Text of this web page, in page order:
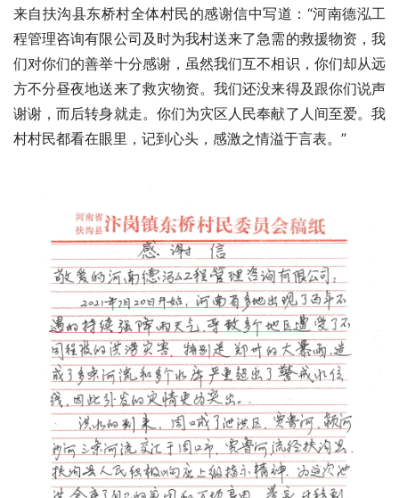
来自扶沟县东桥村全体村民的感谢信中写道：“河南德泓工
程管理咨询有限公司及时为我村送来了急需的救援物资，我
们对你们的善举十分感谢，虽然我们互不相识，你们却从远
方不分昼夜地送来了救灾物资。我们还没来得及跟你们说声
谢谢，而后转身就走。你们为灾区人民奉献了人间至爱。我
村村民都看在眼里，记到心头，感激之情溢于言表。”